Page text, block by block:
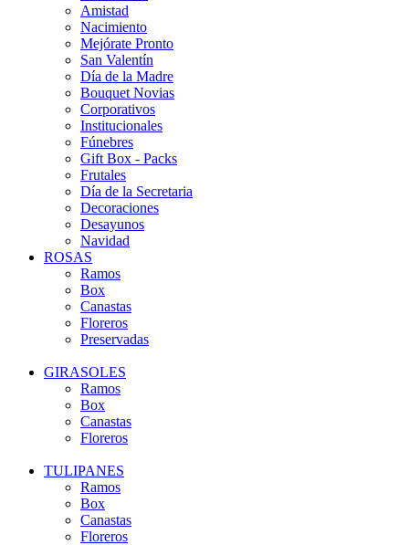
Amistad
Nacimiento
Mejórate Pronto
San Valentín
Día de la Madre
Bouquet Novias
Corporativos
Institucionales
Fúnebres
Gift Box - Packs
Frutales
Día de la Secretaria
Decoraciones
Desayunos
Navidad
ROSAS
Ramos
Box
Canastas
Floreros
Preservadas
GIRASOLES
Ramos
Box
Canastas
Floreros
TULIPANES
Ramos
Box
Canastas
Floreros